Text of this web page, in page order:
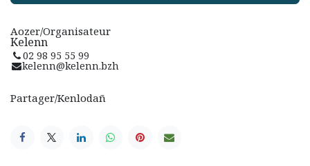
Aozer/Organisateur
Kelenn
02 98 95 55 99
kelenn@kelenn.bzh
Partager/Kenlodañ